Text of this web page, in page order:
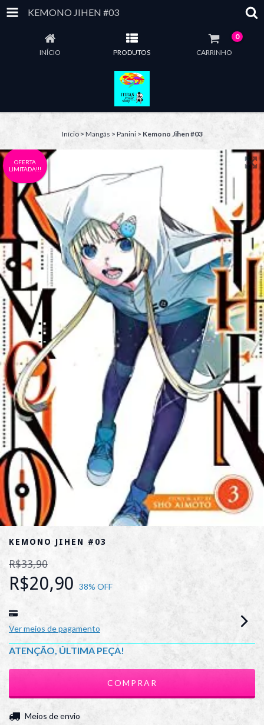
KEMONO JIHEN #03
INÍCIO PRODUTOS CARRINHO
0
Início > Mangás > Panini > Kemono Jihen #03
OFERTA
LIMITADA!!!
KEMONO JIHEN #03
R$33,90
R$20,90 38% OFF
Ver meios de pagamento
ATENÇÃO, ÚLTIMA PEÇA!
Entregas para o CEP:
Meios de envio